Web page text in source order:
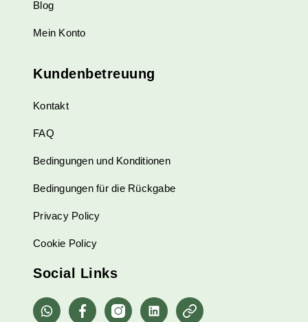
Blog
Mein Konto
Kundenbetreuung
Kontakt
FAQ
Bedingungen und Konditionen
Bedingungen für die Rückgabe
Privacy Policy
Cookie Policy
Social Links